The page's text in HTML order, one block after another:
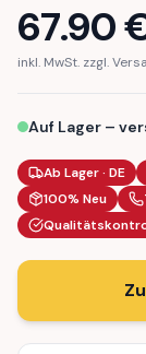
67.90
inkl. MwSt. zzgl.
Auf Lager –
Ab Lager · DE
100% Neu